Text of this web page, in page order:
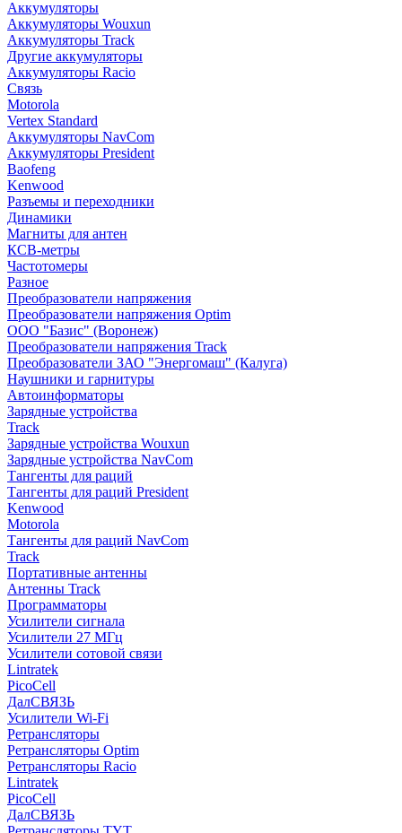
Аккумуляторы
Аккумуляторы Wouxun
Аккумуляторы Track
Другие аккумуляторы
Аккумуляторы Racio
Связь
Motorola
Vertex Standard
Аккумуляторы NavCom
Аккумуляторы President
Baofeng
Kenwood
Разъемы и переходники
Динамики
Магниты для антен
КСВ-метры
Частотомеры
Разное
Преобразователи напряжения
Преобразователи напряжения Optim
ООО "Базис" (Воронеж)
Преобразователи напряжения Track
Преобразователи ЗАО "Энергомаш" (Калуга)
Наушники и гарнитуры
Автоинформаторы
Зарядные устройства
Track
Зарядные устройства Wouxun
Зарядные устройства NavCom
Тангенты для раций
Тангенты для раций President
Kenwood
Motorola
Тангенты для раций NavCom
Track
Портативные антенны
Антенны Track
Программаторы
Усилители сигнала
Усилители 27 МГц
Усилители сотовой связи
Lintratek
PicoCell
ДалСВЯЗЬ
Усилители Wi-Fi
Ретрансляторы
Ретрансляторы Optim
Ретрансляторы Racio
Lintratek
PicoCell
ДалСВЯЗЬ